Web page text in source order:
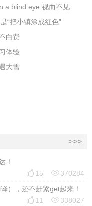
a blind eye 视而不见
“把小镇涂成红色”
白费
体验
大雪
>>>
！
 15 370284
），还不赶紧get起来！
 11 338027